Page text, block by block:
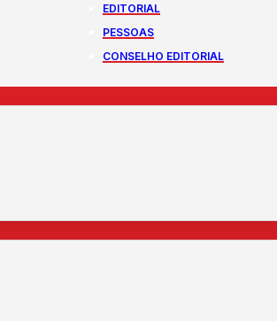
EDITORIAL
PESSOAS
CONSELHO EDITORIAL